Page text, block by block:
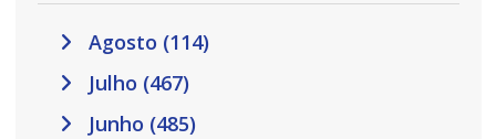
Agosto (114)
Julho (467)
Junho (485)